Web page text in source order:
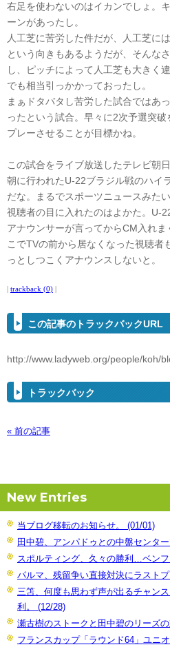
右足を使わないのはイカンでしょ。
ーンがあったし。
人工芝に苦労した件だが、人工芝に
という向きもあるようだが、そんな
し、ピッチによって人工芝も大きく
でも相当引っかかっておったし。
まぁドタバタし苦労した試合ではあ
ったという試合。早々に2次予選突
プレーさせることが目標かね。
この試合をライブ放送したテレビ朝
朝に行われたU-22ブラジル戦のハイ
だな。まるでスポーツニュースみた
視聴者の目に入れたのはよかた。U-
アナウンサーが言ってからCM入れ
こでTVの前から居なくなった視聴者
っとしつこくアナウンスしないと。
| trackback (0) |
この記事のトラックバックURL
http://www.ladyweb.org/people/koh/
トラックバック
« 前の記事
New Entries
当ブログ移転のお知らせ。 (01/01)
田中碧、アンパドゥとの中盤センタ
スポルティング、久々の勝利…ベン
パルマ、残留争い直接対決にラスト
三笘、何度も思わず声が出るチャン
利。 (12/28)
瀬古樹のストークと田中碧のリーズ
フランスカップ「ラウンド64」ユニ